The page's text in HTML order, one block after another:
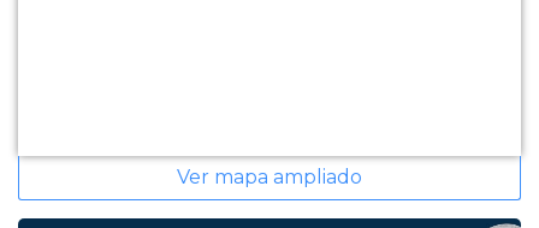
Ver mapa ampliado